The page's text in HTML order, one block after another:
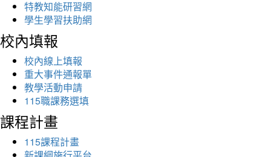
特教知能研習網
學生學習扶助網
校內填報
校內線上填報
重大事件通報單
教學活動申請
115職課務選填
課程計畫
115課程計畫